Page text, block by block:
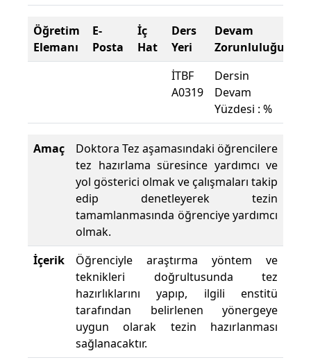
Öğretim
Elemanı
E-
Posta
İç
Hat
Ders
Yeri
Devam
Zorunluluğu
İTBF
A0319
Dersin
Devam
Yüzdesi : %
Amaç
Doktora Tez aşamasındaki öğrencilere
tez hazırlama süresince yardımcı ve
yol gösterici olmak ve çalışmaları takip
edip denetleyerek tezin
tamamlanmasında öğrenciye yardımcı
olmak.
İçerik
Öğrenciyle araştırma yöntem ve
teknikleri doğrultusunda tez
hazırlıklarını yapıp, ilgili enstitü
tarafından belirlenen yönergeye
uygun olarak tezin hazırlanması
sağlanacaktır.